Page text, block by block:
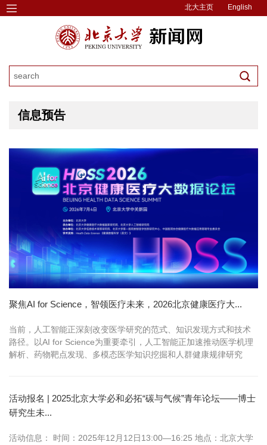
北大主页 English
信息预告
聚焦AI for Science，智领医疗未来，2026北京健康医疗大...
当前，人工智能正深刻改变医学研究的范式、知识发现方式和技术
路径。以AI for Science为重要牵引，人工智能正加速推动医学机理
解析、药物靶点发现、多模态医学知识挖掘和人群健康规律研究
活动报名 | 2025北京大学必和必拓“碳与气候”青年论坛——博士
研究生未...
活动信息： 时间：2025年12月12日13:00—16:25 地点：北京大学